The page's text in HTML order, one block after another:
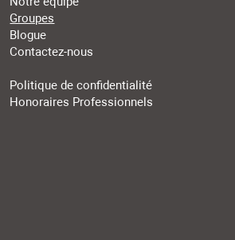
Groupes
Blogue
Contactez-nous
Politique de confidentialité
Honoraires Professionnels